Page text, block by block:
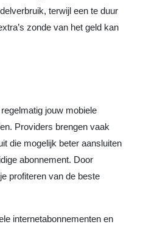
terwijl een te duur
zonde van het geld kan
jouw mobiele
Providers brengen vaak
die mogelijk beter aansluiten
abonnement. Door
profiteren van de beste
internetabonnementen en